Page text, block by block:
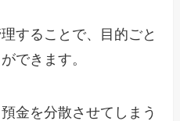
することで、目的ごと
できます。
金を分散させてしまう